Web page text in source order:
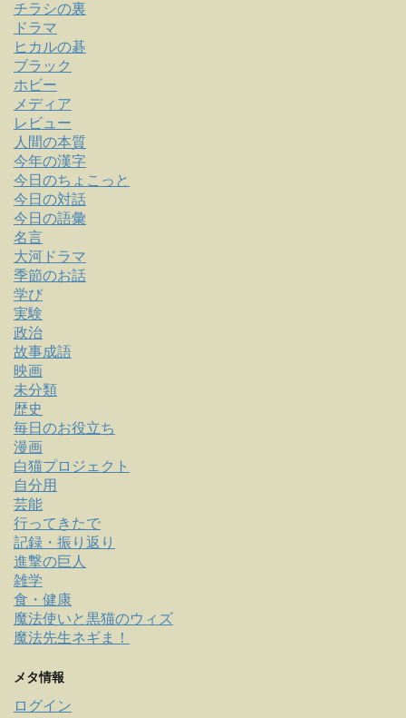
チラシの裏
ドラマ
ヒカルの碁
ブラック
ホビー
メディア
レビュー
人間の本質
今年の漢字
今日のちょこっと
今日の対話
今日の語彙
名言
大河ドラマ
季節のお話
学び
実験
政治
故事成語
映画
未分類
歴史
毎日のお役立ち
漫画
白猫プロジェクト
自分用
芸能
行ってきたで
記録・振り返り
進撃の巨人
雑学
食・健康
魔法使いと黒猫のウィズ
魔法先生ネギま！
メタ情報
ログイン